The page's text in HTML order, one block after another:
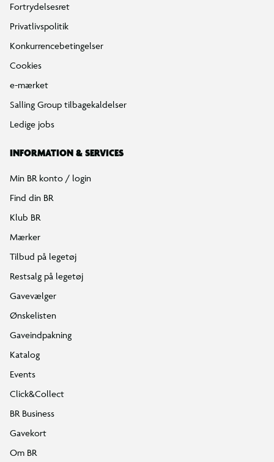
Fortrydelsesret
Privatlivspolitik
Konkurrencebetingelser
Cookies
e-mærket
Salling Group tilbagekaldelser
Ledige jobs
INFORMATION & SERVICES
Min BR konto / login
Find din BR
Klub BR
Mærker
Tilbud på legetøj
Restsalg på legetøj
Gavevælger
Ønskelisten
Gaveindpakning
Katalog
Events
Click&Collect
BR Business
Gavekort
Om BR